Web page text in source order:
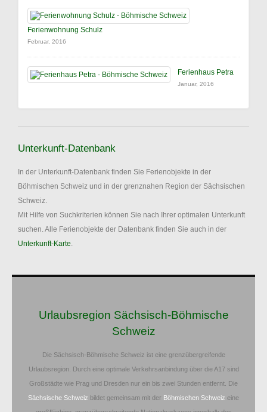
Ferienwohnung Schulz
Februar, 2016
Ferienhaus Petra
Januar, 2016
Unterkunft-Datenbank
In der Unterkunft-Datenbank finden Sie Ferienobjekte in der
Böhmischen Schweiz und in der grenznahen Region der Sächsischen
Schweiz.
Mit Hilfe von Suchkriterien können Sie nach Ihrer optimalen Unterkunft
suchen. Alle Ferienobjekte der Datenbank finden Sie auch in der
Unterkunft-Karte.
Urlaubsregion Sächsisch-Böhmische
Schweiz
Die Sächsisch-Böhmische Schweiz ist eine grenzübergreifende
Urlaubsregion. Durch eine optimale Verkehrsanbindung über die A17 sind
Großstädte wie Prag und Dresden nur ein bis zwei Stunden entfernt. Die
Sächsische Schweiz bildet gemeinsam mit der Böhmischen Schweiz eine